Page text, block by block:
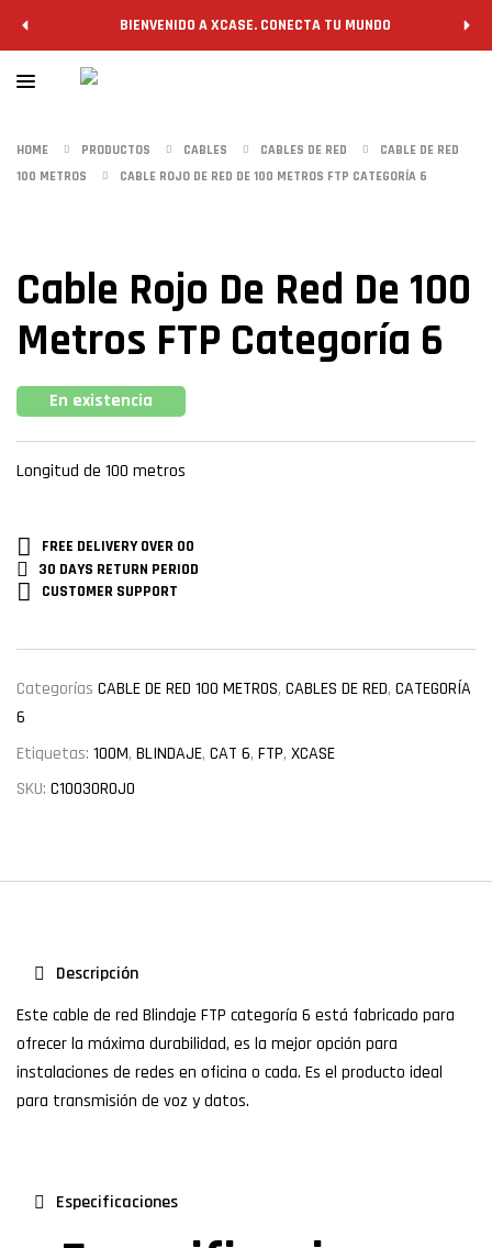
BIENVENIDO A XCASE. CONECTA TU MUNDO
HOME PRODUCTOS CABLES CABLES DE RED
CABLE DE RED
100 METROS
CABLE ROJO DE RED DE 100 METROS FTP CATEGORÍA 6
Cable Rojo De Red De 100
Metros FTP Categoría 6
En existencia
Longitud de 100 metros
FREE DELIVERYOVER 00
30 DAYS RETURN PERIOD
CUSTOMER SUPPORT
Categorías CABLE DE RED 100 METROS, CABLES DE RED, CATEGORÍA
6
Etiquetas: 100M, BLINDAJE, CAT 6, FTP, XCASE
SKU: C10030ROJO
Descripción
Este cable de red Blindaje FTP categoría 6 está fabricado para
ofrecer la máxima durabilidad, es la mejor opción para
instalaciones de redes en oficina o cada. Es el producto ideal
para transmisión de voz y datos.
Especificaciones